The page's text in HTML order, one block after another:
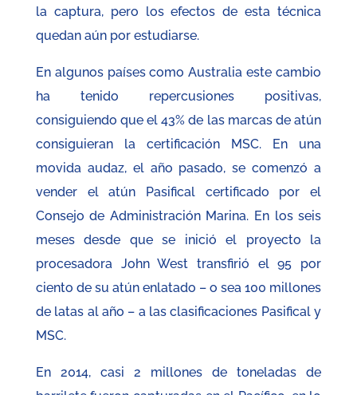
la captura, pero los efectos de esta técnica
quedan aún por estudiarse.
En algunos países como Australia este cambio
ha tenido repercusiones positivas,
consiguiendo que el 43% de las marcas de atún
consiguieran la certificación MSC. En una
movida audaz, el año pasado, se comenzó a
vender el atún Pasifical certificado por el
Consejo de Administración Marina. En los seis
meses desde que se inició el proyecto la
procesadora John West transfirió el 95 por
ciento de su atún enlatado – o sea 100 millones
de latas al año – a las clasificaciones Pasifical y
MSC.
En 2014, casi 2 millones de toneladas de